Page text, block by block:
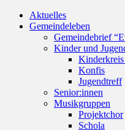
oben
scrollen
Aktuelles
Gemeindeleben
Gemeindebrief
Kinder und
Konfis
Jugendtreff
Senior:innen
Musikgruppen
Projektchor
Schola